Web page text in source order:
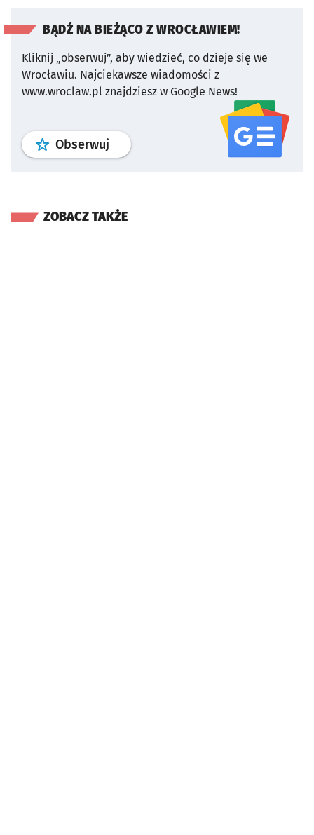
BĄDŹ NA BIEŻĄCO Z WROCŁAWIEM!
Kliknij „obserwuj”, aby wiedzieć, co dzieje się we
Wrocławiu. Najciekawsze wiadomości z
www.wroclaw.pl znajdziesz w Google News!
Obserwuj profil serwisu
ZOBACZ TAKŻE